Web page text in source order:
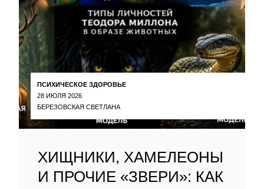
ПСИХИЧЕСКОЕ ЗДОРОВЬЕ
28 ИЮЛЯ 2026
БЕРЕЗОВСКАЯ СВЕТЛАНА
ХИЩНИКИ, ХАМЕЛЕОНЫ
И ПРОЧИЕ «ЗВЕРИ»: КАК